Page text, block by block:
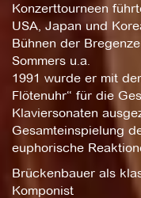
Konzerttourneen
USA, Japan und
Bühnen der
Sommers u.a.
1991 wurde er mit
Flötenuhr“ für die
Klaviersonaten
Gesamteinspielung
euphorische
Brückenbauer als
Komponist